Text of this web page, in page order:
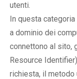
utenti.
In questa
a dominio dei
connettono al sito,
Resource
richiesta, il